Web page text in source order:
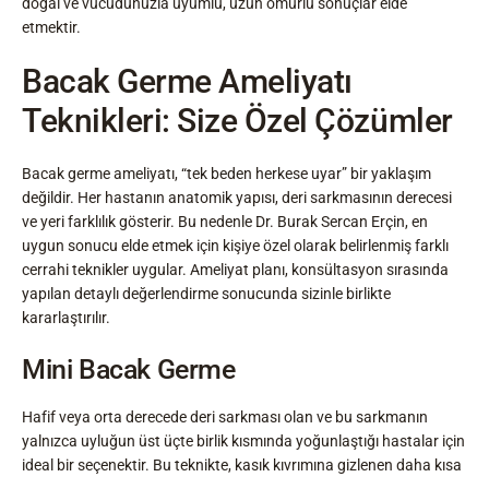
etmektir.
Bacak Germe Ameliyatı
Teknikleri: Size Özel Çözümler
Bacak germe ameliyatı, “tek beden herkese uyar” bir yaklaşım
değildir. Her hastanın anatomik yapısı, deri sarkmasının derecesi
ve yeri farklılık gösterir. Bu nedenle Dr. Burak Sercan Erçin, en
uygun sonucu elde etmek için kişiye özel olarak belirlenmiş farklı
cerrahi teknikler uygular. Ameliyat planı, konsültasyon sırasında
yapılan detaylı değerlendirme sonucunda sizinle birlikte
kararlaştırılır.
Mini Bacak Germe
Hafif veya orta derecede deri sarkması olan ve bu sarkmanın
yalnızca uyluğun üst üçte birlik kısmında yoğunlaştığı hastalar için
ideal bir seçenektir. Bu teknikte, kasık kıvrımına gizlenen daha kısa